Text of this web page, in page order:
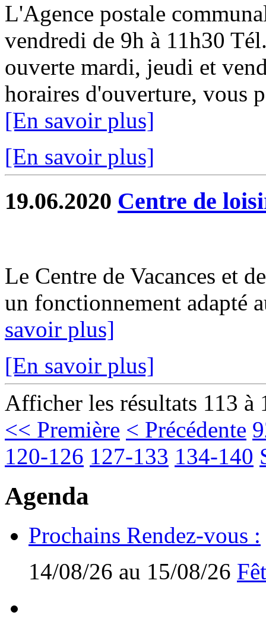
L'Agence postale
vendredi de 9h à 11h30
ouverte mardi, jeudi et
horaires d'ouverture, vous
[En savoir plus]
[En savoir plus]
19.06.2020 Centre de
Le Centre de Vacances et
un fonctionnement adapté
savoir plus]
[En savoir plus]
Afficher les résultats 113 à
<< Première < Précédente
120-126 127-133 134-140
Agenda
Prochains Rendez-vous :
14/08/26 au 15/08/26